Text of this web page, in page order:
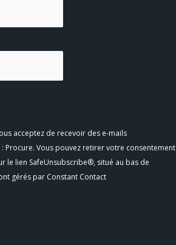
acceptez de recevoir des e-mails
Procure. Vous pouvez retirer votre consentement
le lien SafeUnsubscribe®, situé au bas de
gérés par Constant Contact